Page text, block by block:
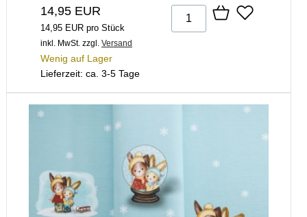
14,95 EUR
14,95 EUR pro Stück
inkl. MwSt. zzgl. Versand
Wenig auf Lager
Lieferzeit: ca. 3-5 Tage